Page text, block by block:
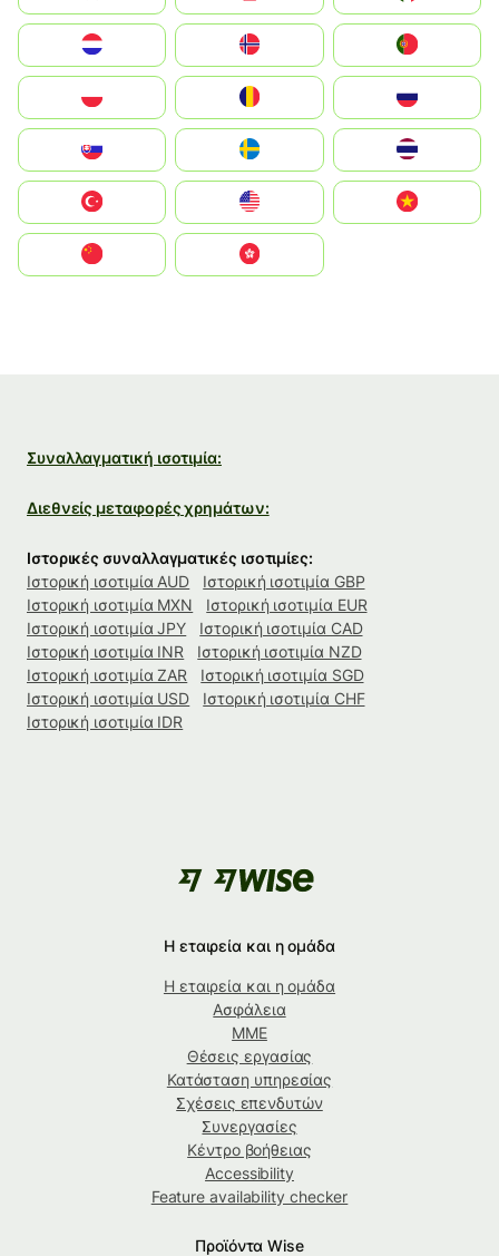
United States
中國香港特別行政區
Συναλλαγματική ισοτιμία:
Διεθνείς μεταφορές χρημάτων:
Ιστορικές συναλλαγματικές ισοτιμίες:
Ιστορική ισοτιμία AUD
Ιστορική ισοτιμία GBP
Ιστορική ισοτιμία MXN
Ιστορική ισοτιμία EUR
Ιστορική ισοτιμία JPY
Ιστορική ισοτιμία CAD
Ιστορική ισοτιμία INR
Ιστορική ισοτιμία NZD
Ιστορική ισοτιμία ZAR
Ιστορική ισοτιμία SGD
Ιστορική ισοτιμία USD
Ιστορική ισοτιμία CHF
Ιστορική ισοτιμία IDR
Η εταιρεία και η ομάδα
Η εταιρεία και η ομάδα
Ασφάλεια
ΜΜΕ
Θέσεις εργασίας
Κατάσταση υπηρεσίας
Σχέσεις επενδυτών
Συνεργασίες
Κέντρο βοήθειας
Accessibility
Feature availability checker
Προϊόντα Wise